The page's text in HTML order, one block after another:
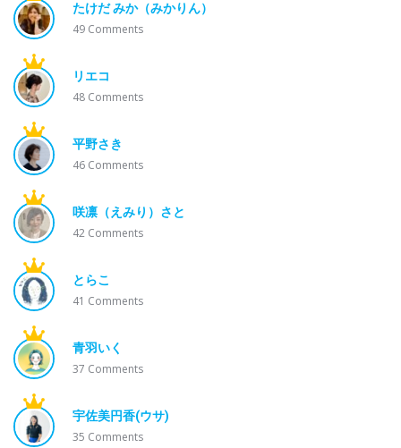
たけだ みか（みかりん）
49 Comments
リエコ
48 Comments
平野さき
46 Comments
咲凛（えみり）さと
42 Comments
とらこ
41 Comments
青羽いく
37 Comments
宇佐美円香(ウサ)
35 Comments